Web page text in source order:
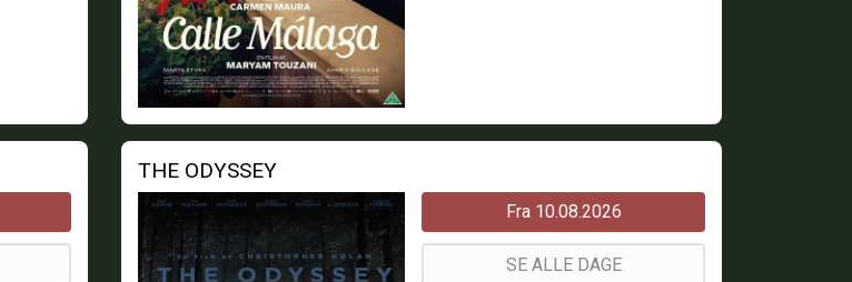
THE ODYSSEY
Fra 10.08.2026
SE ALLE DAGE